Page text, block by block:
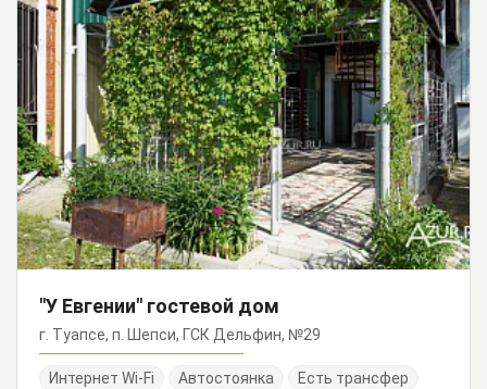
"У Евгении" гостевой дом
г. Туапсе, п. Шепси, ГСК Дельфин, №29
Интернет Wi-Fi Автостоянка Есть трансфер